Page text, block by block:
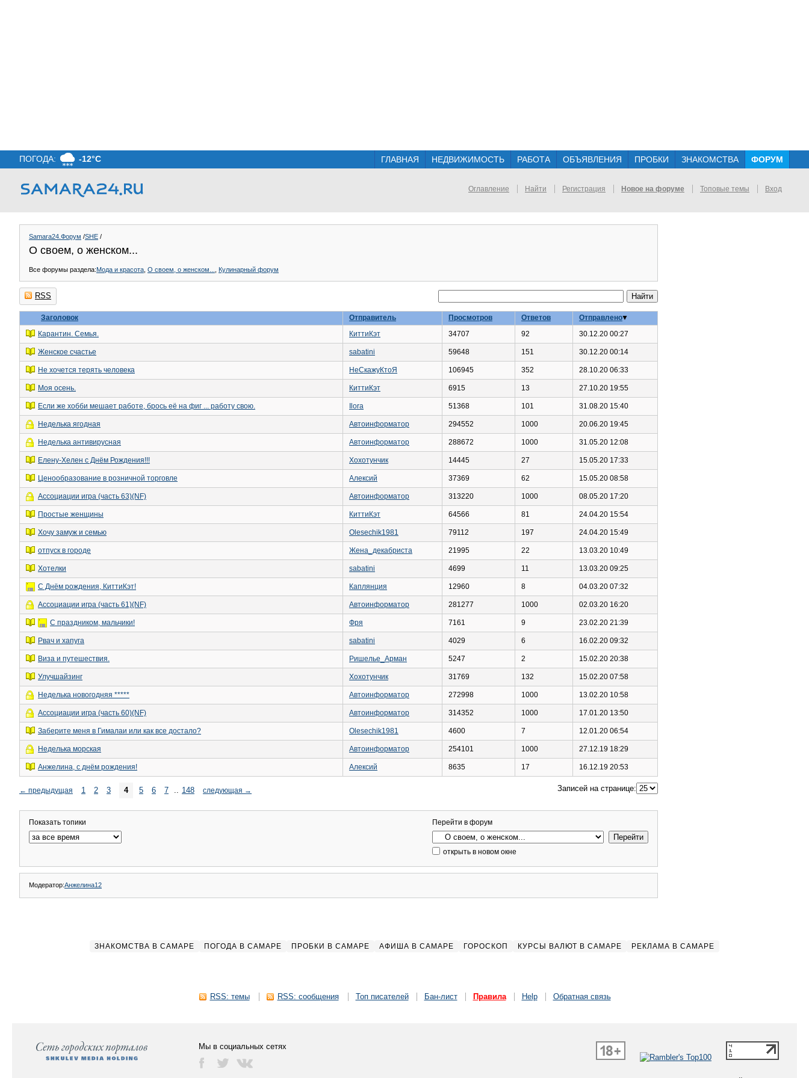
ПОГОДА: -12°C ГЛАВНАЯ НЕДВИЖИМОСТЬ РАБОТА ОБЪЯВЛЕНИЯ ПРОБКИ ЗНАКОМСТВА ФОРУМ
Оглавление Найти Регистрация Новое на форуме Топовые темы Вход
Samara24.Форум /SHE /
О своем, о женском...
Все форумы раздела:Мода и красота О своем, о женском... Кулинарный форум
RSS
Заголовок Отправитель Просмотров Ответов
Отправлено
Карантин. Семья.
КиттиКэт 34707 92 30.12.20 00:27
Женское счастье sabatini 59648 151 30.12.20 00:14
Не хочется терять человека НеСкажуКтоЯ 106945 352 28.10.20 06:33
Моя осень. КиттиКэт 6915 13 27.10.20 19:55
Если же хобби мешает работе, брось её на фиг ... работу свою. Ilora 51368 101 31.08.20 15:40
Неделька ягодная Автоинформатор 294552 1000 20.06.20 19:45
Неделька антивирусная Автоинформатор 288672 1000 31.05.20 12:08
Елену-Хелен с Днём Рождения!!! Хохотунчик 14445 27 15.05.20 17:33
Ценообразование в розничной торговле Алексий 37369 62 15.05.20 08:58
Ассоциации игра (часть 63)(NF) Автоинформатор 313220 1000 08.05.20 17:20
Простые женщины КиттиКэт 64566 81 24.04.20 15:54
Хочу замуж и семью Olesechik1981 79112 197 24.04.20 15:49
отпуск в городе Жена_декабриста 21995 22 13.03.20 10:49
Хотелки sabatini 4699 11 13.03.20 09:25
С Днём рождения, КиттиКэт! Каплянция 12960 8 04.03.20 07:32
Ассоциации игра (часть 61)(NF) Автоинформатор 281277 1000 02.03.20 16:20
С праздником, мальчики! Фря 7161 9 23.02.20 21:39
Рвач и хапуга sabatini 4029 6 16.02.20 09:32
Виза и путешествия. Ришелье_Арман 5247 2 15.02.20 20:38
Улучшайзинг Хохотунчик 31769 132 15.02.20 07:58
Неделька новогодняя ***** Автоинформатор 272998 1000 13.02.20 10:58
Ассоциации игра (часть 60)(NF) Автоинформатор 314352 1000 17.01.20 13:50
Заберите меня в Гималаи или как все достало? Olesechik1981 4600 7 12.01.20 06:54
Неделька морская Автоинформатор 254101 1000 27.12.19 18:29
Анжелина, с днём рождения! Алексий 8635 17 16.12.19 20:53
← предыдущая 1 2 3 4 5 6 7 .. 148 следующая → Записей на странице:
Показать топики Перейти в форум
открыть в новом окне
Модератор:Анжелина12
ЗНАКОМСТВА В САМАРЕ ПОГОДА В САМАРЕ ПРОБКИ В САМАРЕ АФИША В САМАРЕ ГОРОСКОП КУРСЫ ВАЛЮТ В САМАРЕ РЕКЛАМА В САМАРЕ
RSS: темы RSS: сообщения Топ писателей Бан-лист Правила Help Обратная связь
Мы в социальных сетях